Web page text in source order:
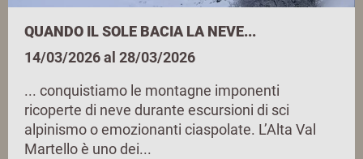
QUANDO IL SOLE BACIA LA NEVE...
14/03/2026 al 28/03/2026
... conquistiamo le montagne imponenti
ricoperte di neve durante escursioni di sci
alpinismo o emozionanti ciaspolate. L’Alta Val
Martello è uno dei...